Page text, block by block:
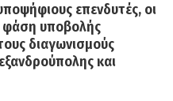
επενδυτές, οι
φάση υποβολής
διαγωνισμούς
και